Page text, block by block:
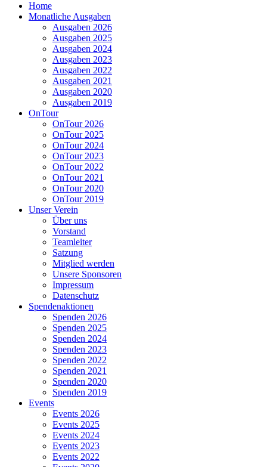
Home
Monatliche Ausgaben
Ausgaben 2026
Ausgaben 2025
Ausgaben 2024
Ausgaben 2023
Ausgaben 2022
Ausgaben 2021
Ausgaben 2020
Ausgaben 2019
OnTour
OnTour 2026
OnTour 2025
OnTour 2024
OnTour 2023
OnTour 2022
OnTour 2021
OnTour 2020
OnTour 2019
Unser Verein
Über uns
Vorstand
Teamleiter
Satzung
Mitglied werden
Unsere Sponsoren
Impressum
Datenschutz
Spendenaktionen
Spenden 2026
Spenden 2025
Spenden 2024
Spenden 2023
Spenden 2022
Spenden 2021
Spenden 2020
Spenden 2019
Events
Events 2026
Events 2025
Events 2024
Events 2023
Events 2022